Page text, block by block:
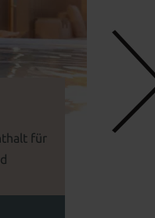
für